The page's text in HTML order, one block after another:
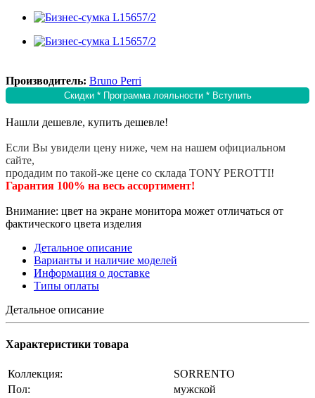
Производитель: Bruno Perri
Скидки * Программа лояльности * Вступить
Нашли дешевле, купить дешевле!
Если Вы увидели цену ниже, чем на нашем официальном
сайте,
продадим по такой-же цене со склада TONY PEROTTI!
Гарантия 100% на весь ассортимент!
Внимание: цвет на экране монитора может отличаться от
фактического цвета изделия
Детальное описание
Варианты и наличие моделей
Информация о доставке
Типы оплаты
Детальное описание
Характеристики товара
Коллекция:
SORRENTO
Пол:
мужской